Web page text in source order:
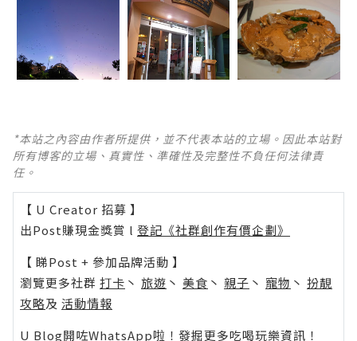
*本站之內容由作者所提供，並不代表本站的立場。因此本站對
所有博客的立場、真實性、準確性及完整性不負任何法律責
任。
【 U Creator 招募 】
出Post賺現金獎賞 l 登記《社群創作有價企劃》
【 睇Post + 參加品牌活動 】
瀏覽更多社群 打卡 丶 旅遊 丶 美食 丶 親子 丶 寵物 丶 扮靚
攻略及 活動情報
U Blog開咗WhatsApp啦！發掘更多吃喝玩樂資訊！